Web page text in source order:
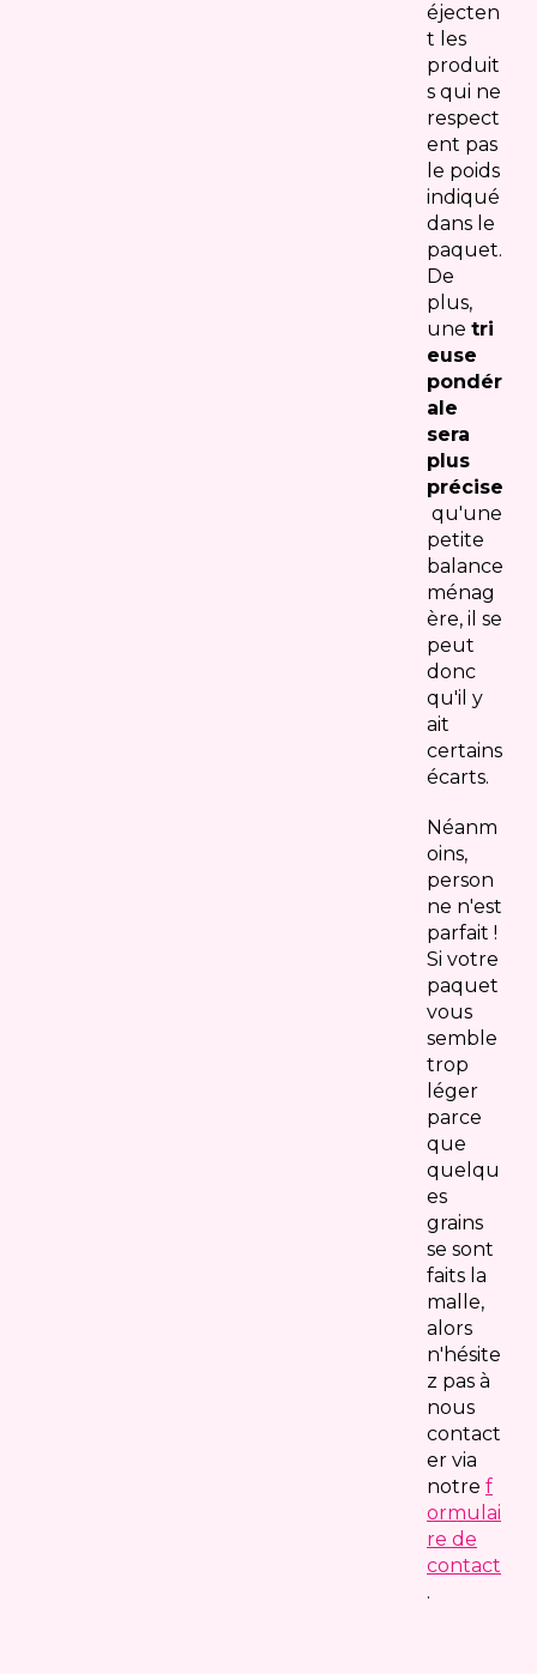
éjecten
t les
produit
s qui ne
respect
ent pas
le poids
indiqué
dans le
paquet.
De
plus,
une tri
euse
pondér
ale
sera
plus
précise
qu'une
petite
balance
ménag
ère, il se
peut
donc
qu'il y
ait
certains
écarts.
Néanm
oins,
person
ne n'est
parfait !
Si votre
paquet
vous
semble
trop
léger
parce
que
quelqu
es
grains
se sont
faits la
malle,
alors
n'hésite
z pas à
nous
contact
er via
notre f
ormulai
re de
contact
.